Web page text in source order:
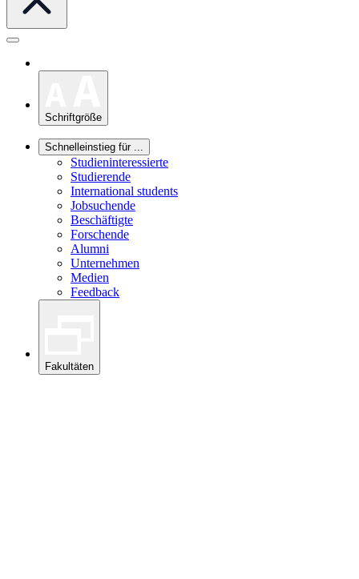
Schriftgröße
Schnelleinstieg für ...
Studieninteressierte
Studierende
International students
Jobsuchende
Beschäftigte
Forschende
Alumni
Unternehmen
Medien
Feedback
Fakultäten